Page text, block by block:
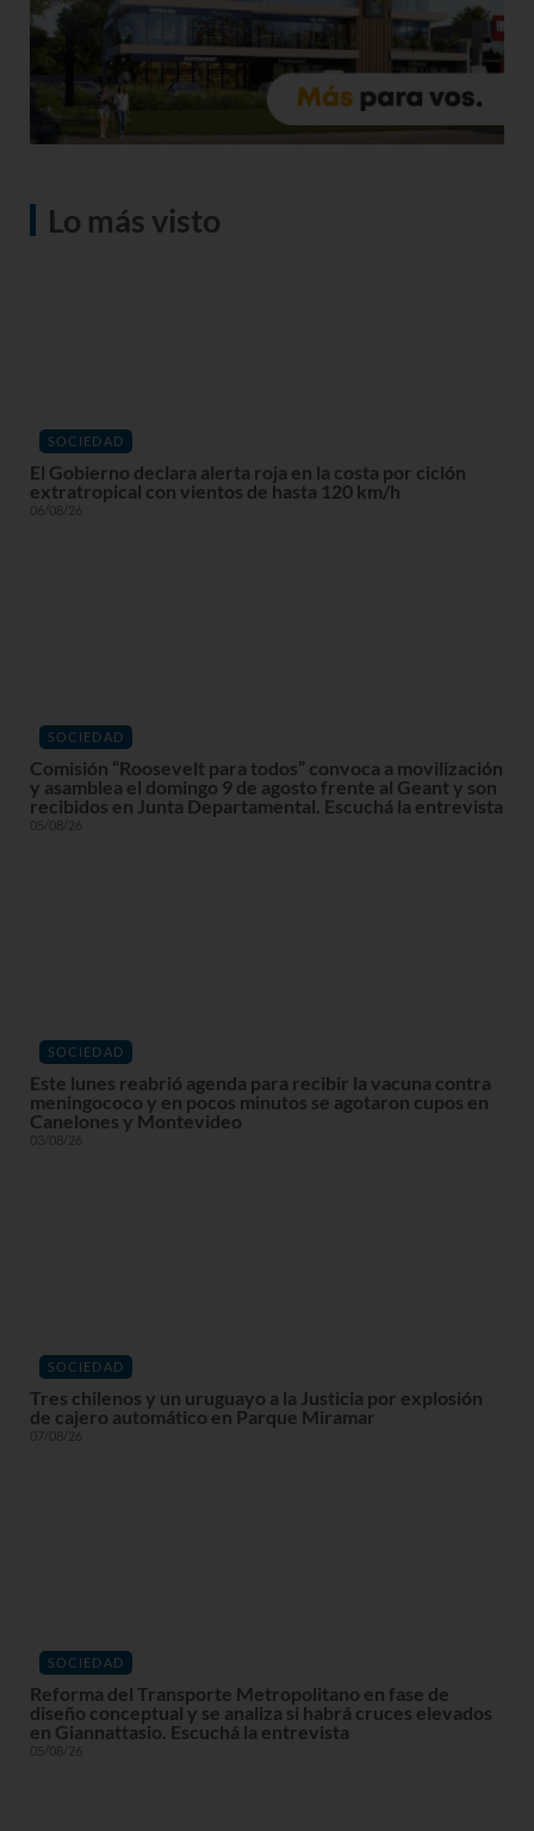
Lo más visto
SOCIEDAD
El Gobierno declara alerta roja en la costa por ciclón
extratropical con vientos de hasta 120 km/h
06/08/26
SOCIEDAD
Comisión “Roosevelt para todos” convoca a movilización
y asamblea el domingo 9 de agosto frente al Geant y son
recibidos en Junta Departamental. Escuchá la entrevista
05/08/26
SOCIEDAD
Este lunes reabrió agenda para recibir la vacuna contra
meningococo y en pocos minutos se agotaron cupos en
Canelones y Montevideo
03/08/26
SOCIEDAD
Tres chilenos y un uruguayo a la Justicia por explosión
de cajero automático en Parque Miramar
07/08/26
SOCIEDAD
Reforma del Transporte Metropolitano en fase de
diseño conceptual y se analiza si habrá cruces elevados
en Giannattasio. Escuchá la entrevista
05/08/26